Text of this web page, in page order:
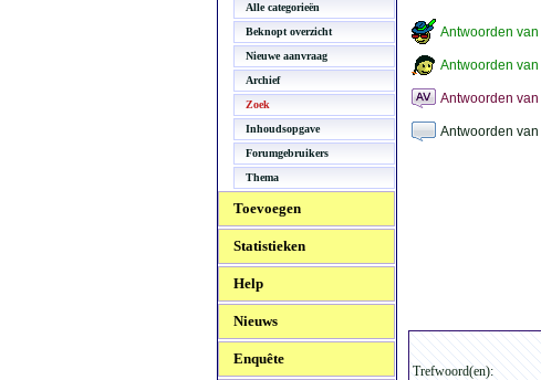
Alle categorieën
Beknopt overzicht
Nieuwe aanvraag
Archief
Zoek
Inhoudsopgave
Forumgebruikers
Thema
Toevoegen
Statistieken
Help
Nieuws
Enquête
Antwoorden
Antwoorden
Antwoorden
Antwoorden
Trefwoord(en):